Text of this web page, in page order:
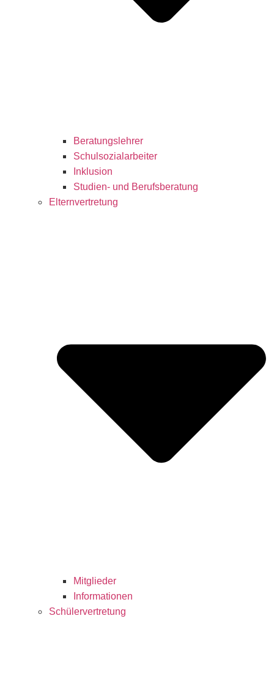
Beratungslehrer
Schulsozialarbeiter
Inklusion
Studien- und Berufsberatung
Elternvertretung
Mitglieder
Informationen
Schülervertretung